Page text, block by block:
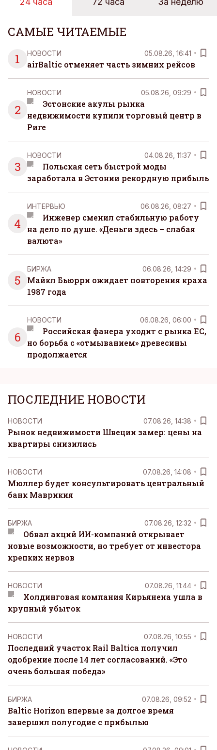
САМЫЕ ЧИТАЕМЫЕ
1
НОВОСТИ 05.08.26, 16:41
airBaltic отменяет часть зимних рейсов
2
НОВОСТИ 05.08.26, 09:29
Эстонские акулы рынка
недвижимости купили торговый центр в
Риге
3
НОВОСТИ 04.08.26, 11:37
Польская сеть быстрой моды
заработала в Эстонии рекордную прибыль
4
ИНТЕРВЬЮ 06.08.26, 08:27
Инженер сменил стабильную работу
на дело по душе. «Деньги здесь – слабая
валюта»
5
БИРЖА 06.08.26, 14:29
Майкл Бьюрри ожидает повторения краха
1987 года
6
НОВОСТИ 06.08.26, 06:00
Российская фанера уходит с рынка ЕС,
но борьба с «отмыванием» древесины
продолжается
ПОСЛЕДНИЕ НОВОСТИ
НОВОСТИ 07.08.26, 14:38
Рынок недвижимости Швеции замер: цены на
квартиры снизились
НОВОСТИ 07.08.26, 14:08
Мюллер будет консультировать центральный
банк Маврикия
БИРЖА 07.08.26, 12:32
Обвал акций ИИ-компаний открывает
новые возможности, но требует от инвестора
крепких нервов
НОВОСТИ 07.08.26, 11:44
Холдинговая компания Кирьянена ушла в
крупный убыток
НОВОСТИ 07.08.26, 10:55
Последний участок Rail Baltica получил
одобрение после 14 лет согласований. «Это
очень большая победа»
БИРЖА 07.08.26, 09:52
Baltic Horizon впервые за долгое время
завершил полугодие с прибылью